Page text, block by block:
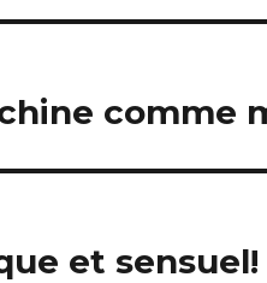
comme
et sensuel!